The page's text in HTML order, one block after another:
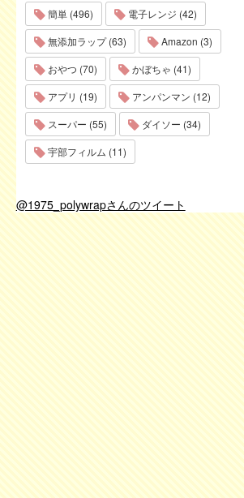
簡単 (496)
電子レンジ (42)
無添加ラップ (63)
Amazon (3)
おやつ (70)
かぼちゃ (41)
アプリ (19)
アンパンマン (12)
スーパー (55)
ダイソー (34)
宇部フィルム (11)
@1975_polywrapさんのツイート